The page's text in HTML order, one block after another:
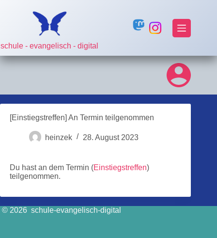
schule - evangelisch - digital
[Einstiegstreffen] An Termin teilgenommen
heinzek 28. August 2023
Du hast an dem Termin (Einstiegstreffen)
teilgenommen.
© 2026 schule-evangelisch-digital